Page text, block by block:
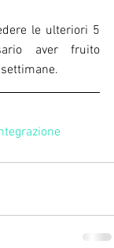
le ulteriori 5
aver fruito